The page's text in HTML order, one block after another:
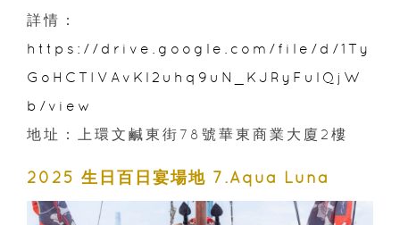
詳情：
https://drive.google.com/file/d/1Ty
GoHCTIVAvKl2uhq9uN_KJRyFulQjW
b/view
地址：上環文鹹東街78號華東商業大廈2樓
2025 生日百日宴場地 7.Aqua Luna